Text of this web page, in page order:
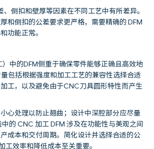
、倒扣和壁厚等因素在不同工艺中有所差异。
和倒扣的公差要求更严格，需要精确的 DFM
功能正常。
中的DFM侧重于确保零件能够正确且高效地
包括根据强度和加工工艺的兼容性选择合适
工，以及避免由于CNC刀具圆形特性而产生
心处理以防止翘曲；设计中深腔部分应尽量
的 CNC 加工 DFM 涉及在功能性与美观之间
成本和交付周期。简化设计并选择合适的公
工效率和降低成本至关重要。